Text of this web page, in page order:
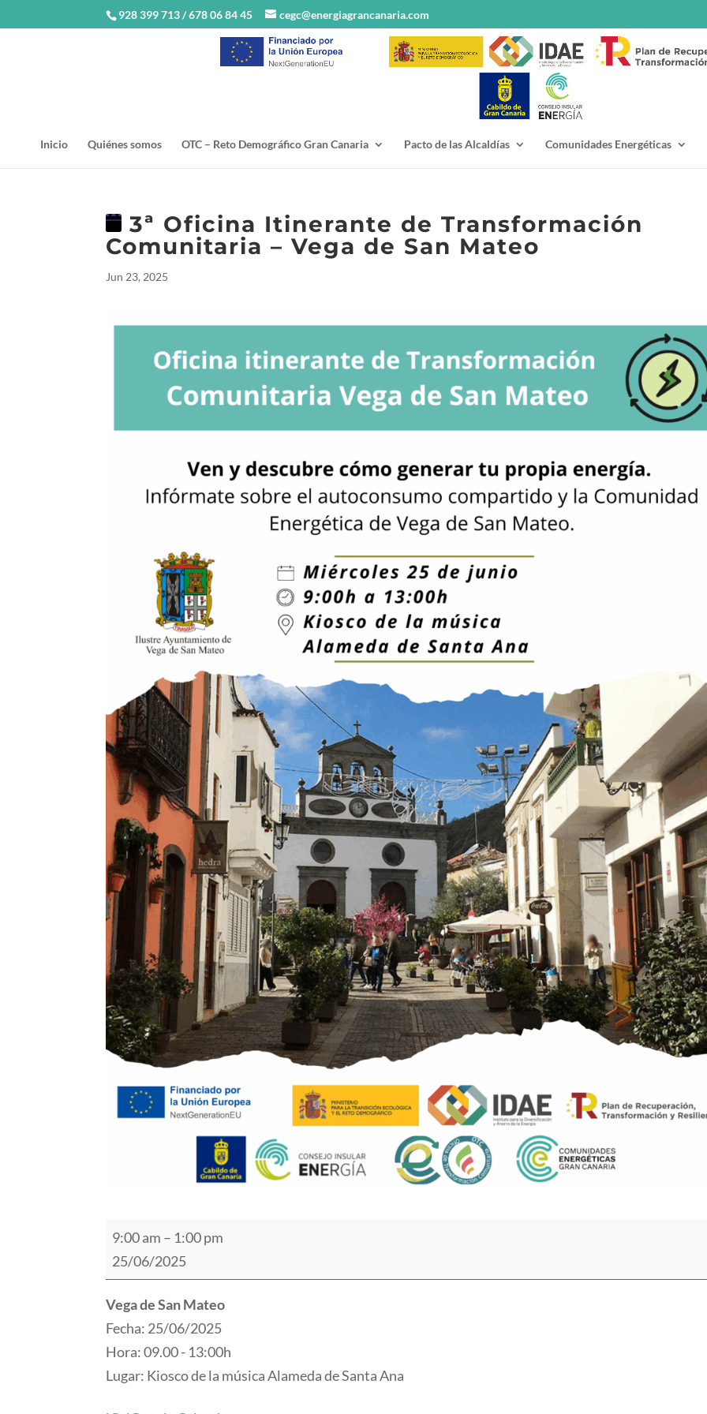
928 399 713 / 678 06 84 45 cegc@energiagrancanaria.com
Inicio Quiénes somos OTC – Reto Demográfico Gran Canaria Pacto de las Alcaldías Comunidades Energéticas
3ª Oficina Itinerante de Transformación
Comunitaria – Vega de San Mateo
Jun 23, 2025
3ª
Oficina
Itinerante
de
Transformación
Comunitaria
–
9:00 am – 1:00 pm
25/06/2025
Vega de San Mateo
Fecha: 25/06/2025
Hora: 09.00 - 13:00h
Lugar: Kiosco de la música Alameda de Santa Ana